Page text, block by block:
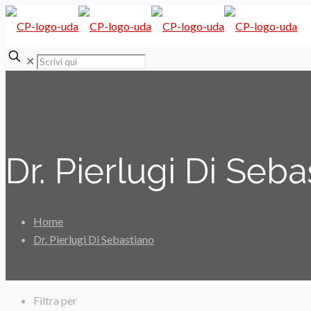
✕
Dr. Pierlugi Di
Home
Dr. Pierlugi Di Sebastiano
Filtra per